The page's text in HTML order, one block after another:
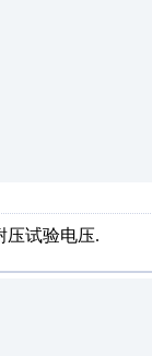
压试验电压.